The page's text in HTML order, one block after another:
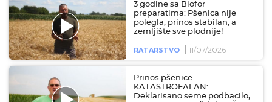
3 godine sa Biofor
preparatima: Pšenica nije
polegla, prinos stabilan, a
zemljište sve plodnije!
RATARSTVO 11/07/2026
Prinos pšenice
KATASTROFALAN:
Deklarisano seme podbacilo,